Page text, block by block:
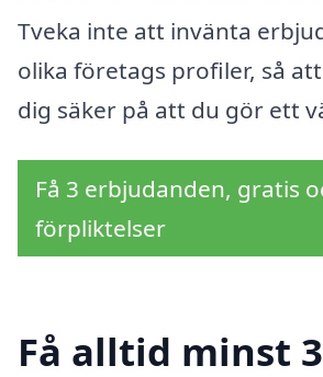
Tveka inte att invänta
olika företags profiler, så
dig säker på att du gör ett
Få 3 erbjudanden, gratis
förpliktelser
Få alltid minst 3